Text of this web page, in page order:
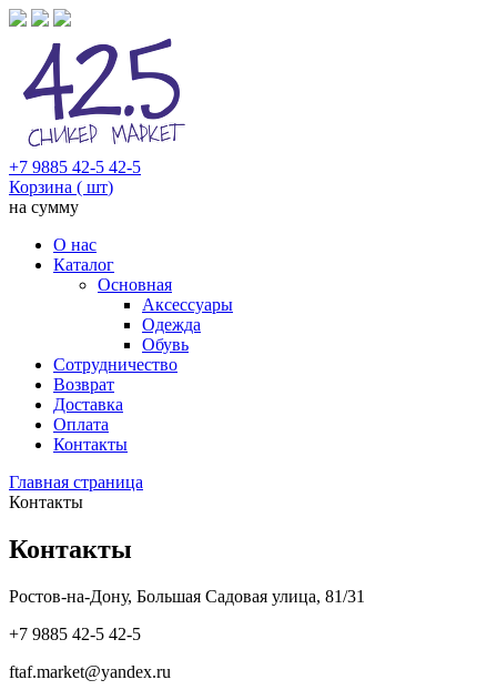
+7 9885 42-5 42-5
Корзина ( шт)
на сумму
О нас
Каталог
Основная
Аксессуары
Одежда
Обувь
Сотрудничество
Возврат
Доставка
Оплата
Контакты
Главная страница
Контакты
Контакты
Ростов-на-Дону, Большая Садовая улица, 81/31
+7 9885 42-5 42-5
ftaf.market@yandex.ru